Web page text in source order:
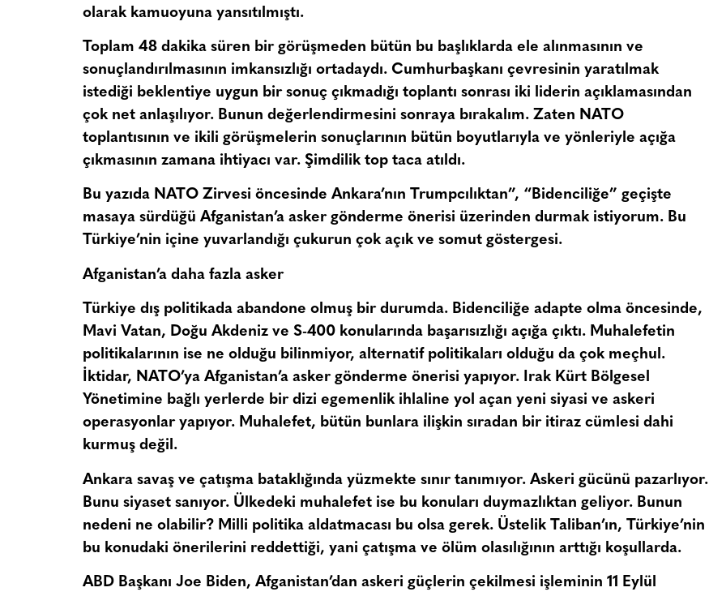
olarak kamuoyuna yansıtılmıştı.
Toplam 48 dakika süren bir görüşmeden bütün bu başlıklarda ele alınmasının ve
sonuçlandırılmasının imkansızlığı ortadaydı. Cumhurbaşkanı çevresinin yaratılmak
istediği beklentiye uygun bir sonuç çıkmadığı toplantı sonrası iki liderin açıklamasından
çok net anlaşılıyor. Bunun değerlendirmesini sonraya bırakalım. Zaten NATO
toplantısının ve ikili görüşmelerin sonuçlarının bütün boyutlarıyla ve yönleriyle açığa
çıkmasının zamana ihtiyacı var. Şimdilik top taca atıldı.
Bu yazıda NATO Zirvesi öncesinde Ankara’nın Trumpcılıktan”, “Bidenciliğe” geçişte
masaya sürdüğü Afganistan’a asker gönderme önerisi üzerinden durmak istiyorum. Bu
Türkiye’nin içine yuvarlandığı çukurun çok açık ve somut göstergesi.
Afganistan’a daha fazla asker
Türkiye dış politikada abandone olmuş bir durumda. Bidenciliğe adapte olma öncesinde,
Mavi Vatan, Doğu Akdeniz ve S-400 konularında başarısızlığı açığa çıktı. Muhalefetin
politikalarının ise ne olduğu bilinmiyor, alternatif politikaları olduğu da çok meçhul.
İktidar, NATO’ya Afganistan’a asker gönderme önerisi yapıyor. Irak Kürt Bölgesel
Yönetimine bağlı yerlerde bir dizi egemenlik ihlaline yol açan yeni siyasi ve askeri
operasyonlar yapıyor. Muhalefet, bütün bunlara ilişkin sıradan bir itiraz cümlesi dahi
kurmuş değil.
Ankara savaş ve çatışma bataklığında yüzmekte sınır tanımıyor. Askeri gücünü pazarlıyor.
Bunu siyaset sanıyor. Ülkedeki muhalefet ise bu konuları duymazlıktan geliyor. Bunun
nedeni ne olabilir? Milli politika aldatmacası bu olsa gerek. Üstelik Taliban’ın, Türkiye’nin
bu konudaki önerilerini reddettiği, yani çatışma ve ölüm olasılığının arttığı koşullarda.
ABD Başkanı Joe Biden, Afganistan’dan askeri güçlerin çekilmesi işleminin 11 Eylül